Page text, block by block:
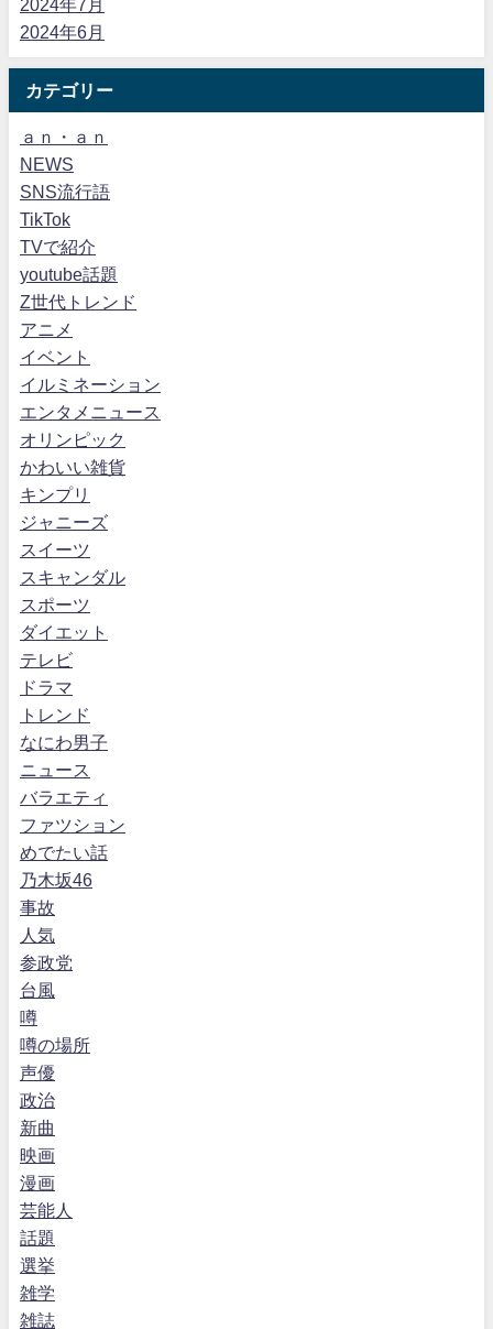
2024年7月
2024年6月
カテゴリー
ａｎ・ａｎ
NEWS
SNS流行語
TikTok
TVで紹介
youtube話題
Z世代トレンド
アニメ
イベント
イルミネーション
エンタメニュース
オリンピック
かわいい雑貨
キンプリ
ジャニーズ
スイーツ
スキャンダル
スポーツ
ダイエット
テレビ
ドラマ
トレンド
なにわ男子
ニュース
バラエティ
ファツション
めでたい話
乃木坂46
事故
人気
参政党
台風
噂
噂の場所
声優
政治
新曲
映画
漫画
芸能人
話題
選挙
雑学
雑誌